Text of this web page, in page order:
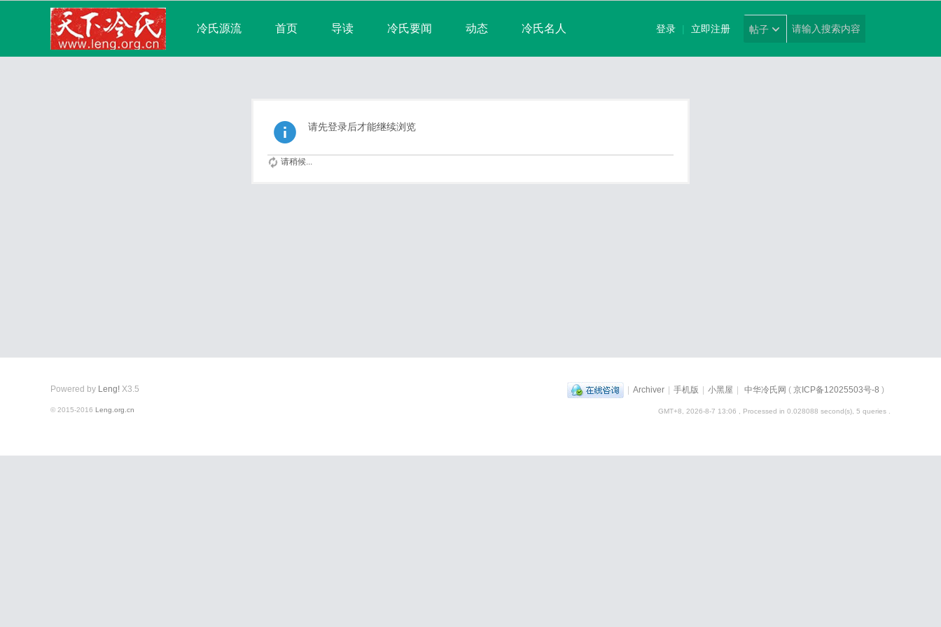
冷氏源流 首页 导读 冷氏要闻 动态 冷氏名人 帖子
登录 | 立即注册
请先登录后才能继续浏览
请稍候...
| Archiver | 手机版 | 小黑屋 | 中华冷氏网 ( 京ICP备12025503号-8 )
GMT+8, 2026-8-7 13:06 , Processed in 0.028088 second(s), 5 queries .
Powered by Leng! X3.5
© 2015-2016 Leng.org.cn